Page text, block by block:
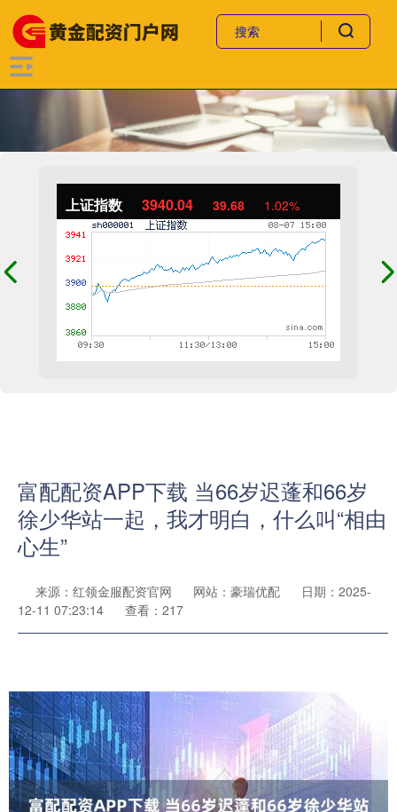
上证指数 3940.04 39.68 1.02%
富配配资APP下载 当66岁迟蓬和66岁
徐少华站一起，我才明白，什么叫“相由
心生”
来源：红领金服配资官网 网站：豪瑞优配
日期：2025-
12-11 07:23:14
查看：217